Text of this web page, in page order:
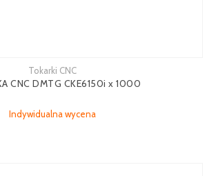
Tokarki CNC
CNC DMTG CKE6150i x 1000
Indywidualna wycena